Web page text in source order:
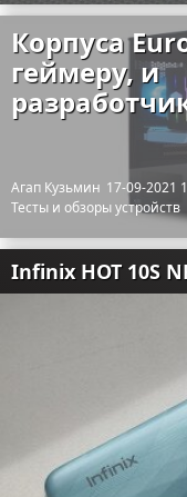
Корпуса
геймеру, и
Агап Кузьмин 17-09-2021
Тесты и обзоры устройств
Infinix HOT 10S